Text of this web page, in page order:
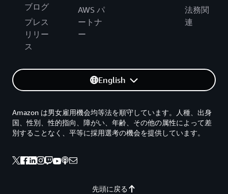
ブログ
プレス
リリー
ス
AWS パ
ートナ
ー
法務関
連
English
先頭に戻る
Amazon は男女雇用機会均等法を順守しています。人種、出身
国、性別、性的指向、障がい、年齢、その他の属性によって差
別することなく、平等に採用選考の機会を提供しています。